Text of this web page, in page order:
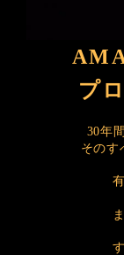
プ
30年
そのす